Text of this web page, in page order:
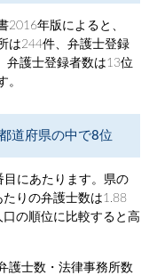
2016年版によると、
は244件、弁護士登録
弁護士登録者数は13位
。
道府県の中で8位
にあたります。県の
りの弁護士数は1.88
の順位に比較すると高
護士数・法律事務所数